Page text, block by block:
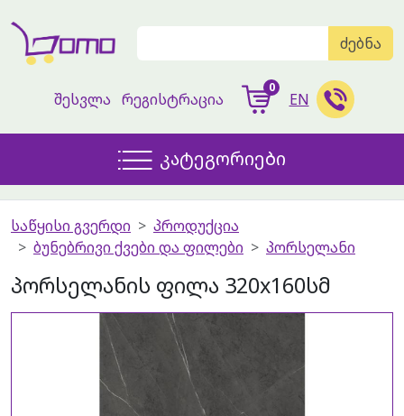
ძებნა
შესვლა რეგისტრაცია
0
EN
კატეგორიები
საწყისი გვერდი
პროდუქცია
ბუნებრივი ქვები და ფილები
პორსელანი
პორსელანის ფილა 320x160სმ